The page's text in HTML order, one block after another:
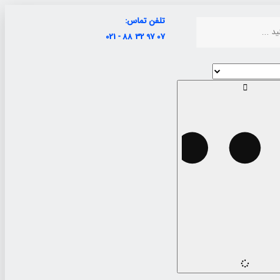
تلفن تماس:
07 97 32 88 - 021